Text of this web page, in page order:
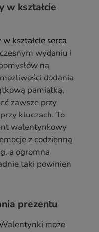
w kształcie
kształcie serca
wydaniu i
na
dodania
pamiątką,
zawsze przy
kluczach. To
walentynkowy
z codzienną
a ogromna
taki powinien
prezentu
może